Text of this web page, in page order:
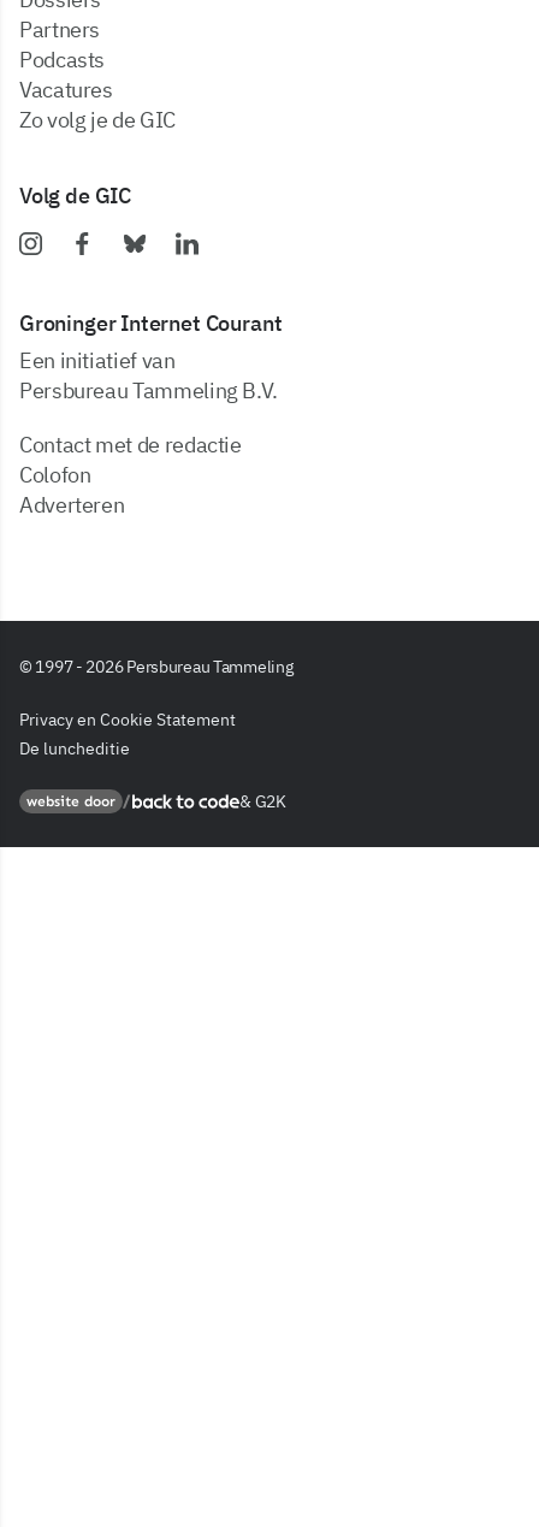
partners
podcasts
vacatures
zo volg je de GIC
Volg de GIC
Groninger Internet Courant
Een initiatief van
Persbureau Tammeling B.V.
Contact met de redactie
Colofon
Adverteren
© 1997 - 2026 Persbureau Tammeling
Privacy en Cookie Statement
De luncheditie
website doorBack to code & G2K